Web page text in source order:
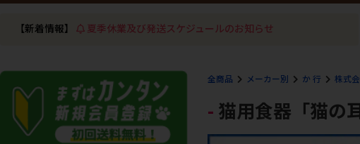
【新着情報】 夏季休業及び発送スケジュールのお知らせ
全商品 メーカー別 か 行 株式
猫用食器「猫の